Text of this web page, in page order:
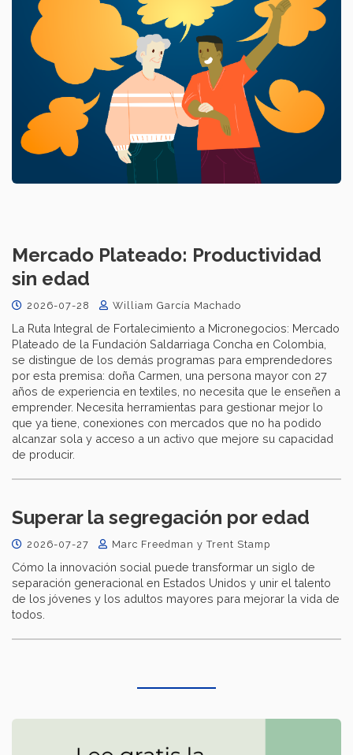
Mercado Plateado: Productividad
sin edad
2026-07-28 William García Machado
La Ruta Integral de Fortalecimiento a Micronegocios: Mercado
Plateado de la Fundación Saldarriaga Concha en Colombia,
se distingue de los demás programas para emprendedores
por esta premisa: doña Carmen, una persona mayor con 27
años de experiencia en textiles, no necesita que le enseñen a
emprender. Necesita herramientas para gestionar mejor lo
que ya tiene, conexiones con mercados que no ha podido
alcanzar sola y acceso a un activo que mejore su capacidad
de producir.
Superar la segregación por edad
2026-07-27 Marc Freedman y Trent Stamp
Cómo la innovación social puede transformar un siglo de
separación generacional en Estados Unidos y unir el talento
de los jóvenes y los adultos mayores para mejorar la vida de
todos.